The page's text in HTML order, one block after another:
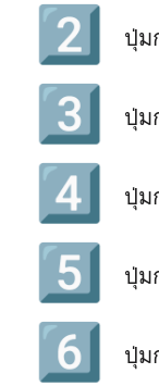
2️⃣ ปุ่ม
3️⃣ ปุ่ม
4️⃣ ปุ่ม
5️⃣ ปุ่ม
6️⃣ ปุ่ม